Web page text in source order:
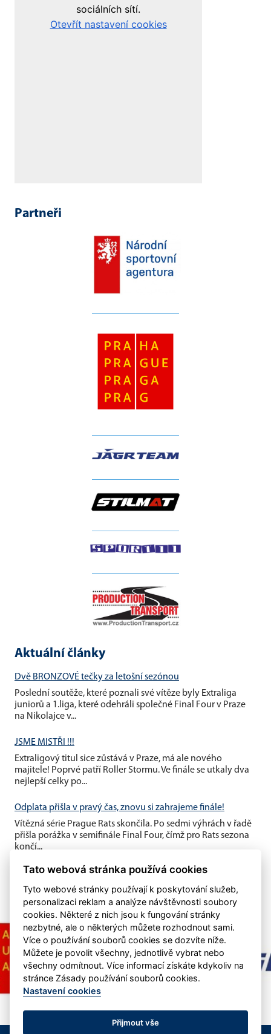
Partneři
Aktuální články
Dvě BRONZOVÉ tečky za letošní sezónou
Poslední soutěže, které poznali své vítěze byly Extraliga
juniorů a 1.liga, které odehráli společné Final Four v Praze
na Nikolajce v...
JSME MISTŘI !!!
Extraligový titul sice zůstává v Praze, má ale nového
majitele! Poprvé patří Roller Stormu. Ve finále se utkaly dva
nejlepší celky po...
Odplata přišla v pravý čas, znovu si zahrajeme finále!
Vítězná série Prague Rats skončila. Po sedmi výhrách v řadě
přišla porážka v semifinále Final Four, čímž pro Rats sezona
končí...
Tato webová stránka používá cookies
Tyto webové stránky používají k poskytování služeb,
personalizaci reklam a analýze návštěvnosti soubory
cookies. Některé z nich jsou k fungování stránky
nezbytné, ale o některých můžete rozhodnout sami.
Více o používání souborů cookies se dozvíte níže.
Můžete je povolit všechny, jednotlivě vybrat nebo
všechny odmítnout. Více informací získáte kdykoliv na
stránce Zásady používání souborů cookies.
Nastavení cookies
Přijmout vše